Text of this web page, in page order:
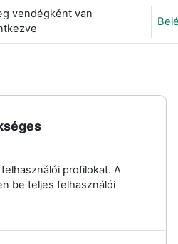
váltása
vendégként van
profilokat. A
be teljes felhasználói